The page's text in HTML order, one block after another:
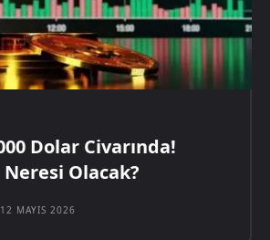
Dolar Civarında!
Neresi Olacak?
12 MAYIS 2026